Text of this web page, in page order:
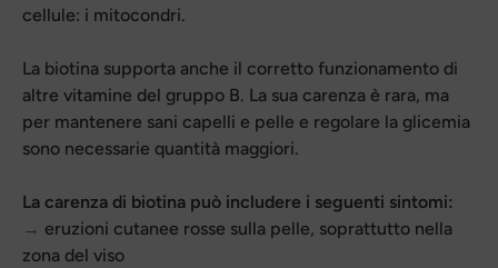
cellule: i mitocondri.
La biotina supporta anche il corretto funzionamento di
altre vitamine del gruppo B. La sua carenza è rara, ma
per mantenere sani capelli e pelle e regolare la glicemia
sono necessarie quantità maggiori.
La carenza di biotina può includere i seguenti sintomi:
→ eruzioni cutanee rosse sulla pelle, soprattutto nella
zona del viso